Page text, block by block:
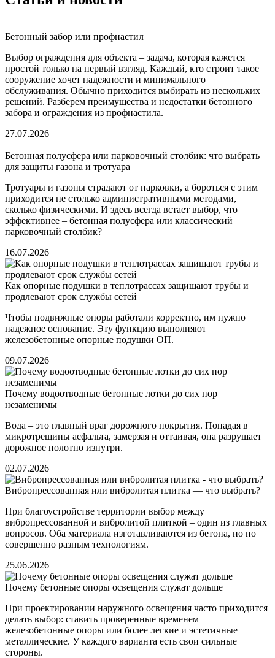
Бетонный забор или профнастил
Выбор ограждения для объекта – задача, которая кажется
простой только на первый взгляд. Каждый, кто строит такое
сооружение хочет надежности и минимального
обслуживания. Обычно приходится выбирать из нескольких
решений. Разберем преимущества и недостатки бетонного
забора и ограждения из профнастила.
27.07.2026
Бетонная полусфера или парковочный столбик: что выбрать
для защиты газона и тротуара
Тротуары и газоны страдают от парковки, а бороться с этим
приходится не столько административными методами,
сколько физическими. И здесь всегда встает выбор, что
эффективнее – бетонная полусфера или классический
парковочный столбик?
16.07.2026
Как опорные подушки в теплотрассах защищают трубы и
продлевают срок службы сетей
Чтобы подвижные опоры работали корректно, им нужно
надежное основание. Эту функцию выполняют
железобетонные опорные подушки ОП.
09.07.2026
Почему водоотводные бетонные лотки до сих пор
незаменимы
Вода – это главный враг дорожного покрытия. Попадая в
микротрещины асфальта, замерзая и оттаивая, она разрушает
дорожное полотно изнутри.
02.07.2026
Вибропрессованная или вибролитая плитка — что выбрать?
При благоустройстве территории выбор между
вибропрессованной и вибролитой плиткой – один из главных
вопросов. Оба материала изготавливаются из бетона, но по
совершенно разным технологиям.
25.06.2026
Почему бетонные опоры освещения служат дольше
При проектировании наружного освещения часто приходится
делать выбор: ставить проверенные временем
железобетонные опоры или более легкие и эстетичные
металлические. У каждого варианта есть свои сильные
стороны.